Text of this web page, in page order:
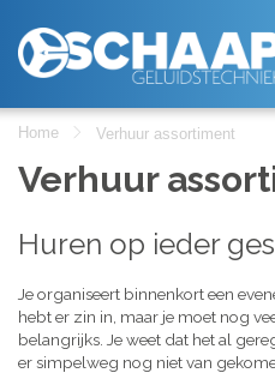
Home Verhuur assortiment
Verhuur
Huren op ieder
Je organiseert binnenkort een
hebt er zin in, maar je moet nog
belangrijks. Je weet dat het al
er simpelweg nog niet van